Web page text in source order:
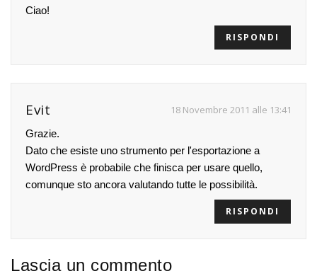
Ciao!
RISPONDI
Evit 18 Novembre 2011 alle 13:41
Grazie.
Dato che esiste uno strumento per l'esportazione a
WordPress è probabile che finisca per usare quello,
comunque sto ancora valutando tutte le possibilità.
RISPONDI
Lascia un commento